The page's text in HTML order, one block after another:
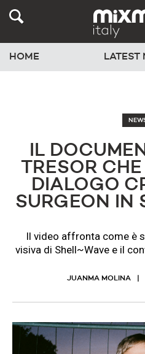
HOME LATEST
IL
TRESOR
DIALOGO
SURGEON IN
Il video affronta come è
visiva di Shell~Wave e il
JUANMA MOLINA